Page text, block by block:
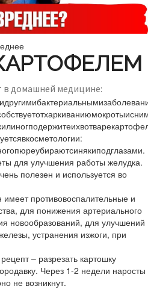
в домашней медицине:
для улучшения работы желудка.
полезен и используется во
имеет противовоспалительные и
для понижения артериального
новообразований, для улучшений
устранения изжоги, при
– разрезать картошку
Через 1-2 недели наросты
не возникнут.